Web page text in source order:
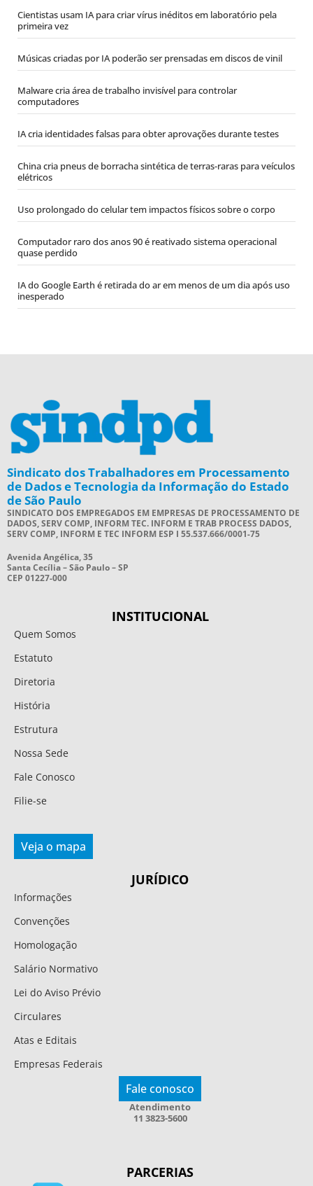
Cientistas usam IA para criar vírus inéditos em laboratório pela
primeira vez
Músicas criadas por IA poderão ser prensadas em discos de vinil
Malware cria área de trabalho invisível para controlar
computadores
IA cria identidades falsas para obter aprovações durante testes
China cria pneus de borracha sintética de terras-raras para veículos
elétricos
Uso prolongado do celular tem impactos físicos sobre o corpo
Computador raro dos anos 90 é reativado sistema operacional
quase perdido
IA do Google Earth é retirada do ar em menos de um dia após uso
inesperado
Sindicato dos Trabalhadores em Processamento
de Dados e Tecnologia da Informação do Estado
de São Paulo
SINDICATO DOS EMPREGADOS EM EMPRESAS DE PROCESSAMENTO DE
DADOS, SERV COMP, INFORM TEC. INFORM E TRAB PROCESS DADOS,
SERV COMP, INFORM E TEC INFORM ESP I 55.537.666/0001-75
Avenida Angélica, 35
Santa Cecília – São Paulo – SP
CEP 01227-000
INSTITUCIONAL
Quem Somos
Estatuto
Diretoria
História
Estrutura
Nossa Sede
Fale Conosco
Filie-se
Veja o mapa
JURÍDICO
Informações
Convenções
Homologação
Salário Normativo
Lei do Aviso Prévio
Circulares
Atas e Editais
Empresas Federais
Fale conosco
Atendimento
11 3823-5600
PARCERIAS